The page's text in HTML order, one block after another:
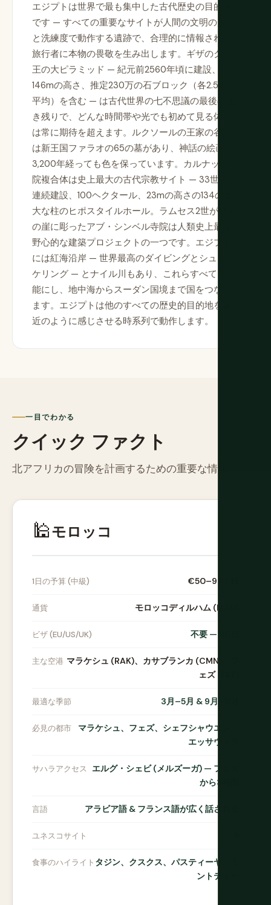
エジプトは世界で最も集中した古代歴史の目的地
です — すべての重要なサイトが人間の文明の規模
と洗練度で動作する遺跡で、合理的に情報された
旅行者に本物の畏敬を生み出します。ギザのクフ
王の大ピラミッド — 紀元前2560年頃に建設、
146mの高さ、推定230万の石ブロック（各2.5トン
平均）を含む — は古代世界の七不思議の最後の生
き残りで、どんな時間帯や光でも初めて見る体験
は常に期待を超えます。ルクソールの王家の谷に
は新王国ファラオの65の墓があり、神話の絵画が
3,200年経っても色を保っています。カルナック寺
院複合体は史上最大の古代宗教サイト — 33世紀の
連続建設、100ヘクタール、23mの高さの134の巨
大な柱のヒポスタイルホール。ラムセス2世が砂岩
の崖に彫ったアブ・シンベル寺院は人類史上最も
野心的な建築プロジェクトの一つです。エジプト
には紅海沿岸 — 世界最高のダイビングとシュノー
ケリング — とナイル川もあり、これらすべてを可
能にし、地中海からスーダン国境まで国をつなぎ
ます。エジプトは他のすべての歴史的目的地を最
近のように感じさせる時系列で動作します。
一目でわかる
クイック ファクト
北アフリカの冒険を計画するための重要な情報。
🕌モロッコ
1日の予算 (中級) €50–90 / 日
通貨 モロッコディルハム (MAD)
ビザ (EU/US/UK) 不要 — 90日
主な空港 マラケシュ (RAK)、カサブランカ (CMN)、フ
ェズ (FEZ)
最適な季節 3月–5月 & 9月–11月
必見の都市
マラケシュ、フェズ、シェフシャウエン、
エッサウィラ
サハラアクセス
エルグ・シェビ (メルズーガ) — フェズ
から3時間
言語 アラビア語 & フランス語が広く話される
ユネスコサイト
食事のハイライト タジン、クスクス、パスティーヤ、ミ
ントティー